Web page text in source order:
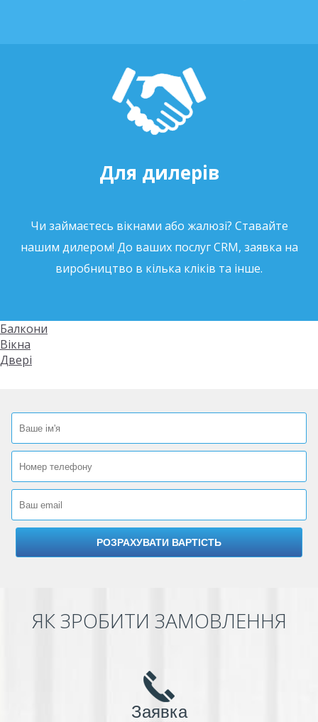
Для дилерів
Чи займаєтесь вікнами або жалюзі? Ставайте
нашим дилером! До ваших послуг CRM, заявка на
виробництво в кілька кліків та інше.
Балкони
Вікна
Двері
ЯК ЗРОБИТИ ЗАМОВЛЕННЯ
Заявка